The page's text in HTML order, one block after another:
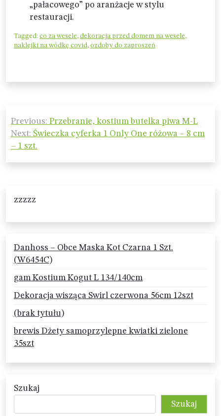
„pałacowego” po aranżacje w stylu
restauracji.
Tagged: co za wesele, dekoracja przed domem na wesele,
naklejki na wódkę covid, ozdoby do zaproszeń
Nawigacja
wpisu
Previous: Przebranie, kostium butelka piwa M-L
Next: Świeczka cyferka 1 Only One różowa – 8 cm
– 1 szt.
zzzzz
Danhoss – Obce Maska Kot Czarna 1 Szt.
(W6454C)
gam Kostium Kogut L 134/140cm
Dekoracja wisząca Swirl czerwona 56cm 12szt
(brak tytułu)
brewis Dżety samoprzylepne kwiatki zielone
35szt
Szukaj
Szukaj